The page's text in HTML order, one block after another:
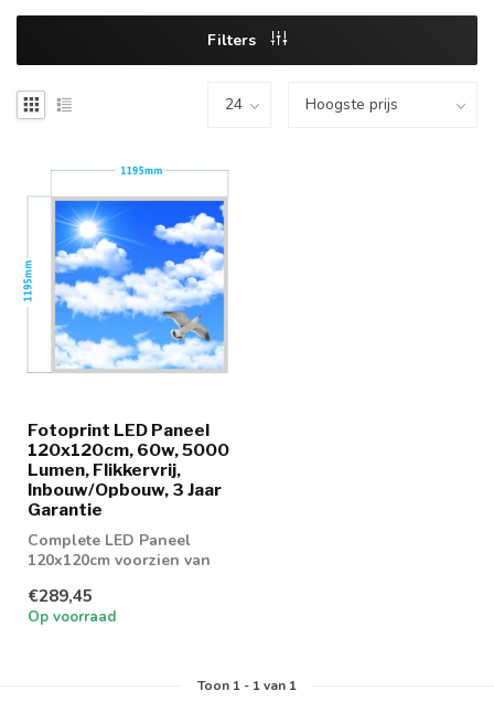
Filters
Fotoprint LED Paneel
120x120cm, 60w, 5000
Lumen, Flikkervrij,
Inbouw/Opbouw, 3 Jaar
Garantie
Complete LED Paneel
120x120cm voorzien van
€289,45
Op voorraad
Toon 1- 1van 1